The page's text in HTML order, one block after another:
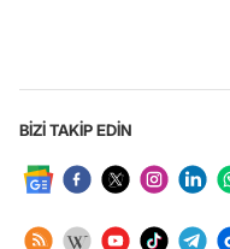
BİZİ TAKİP EDİN